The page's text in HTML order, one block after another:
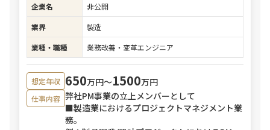
企業名
非公開
業界
製造
業種・職種
業務改善・変革エンジニア
想定年収 650万円〜1500万円
仕事内容 弊社PM事業の立上メンバーとして
■製造業におけるプロジェクトマネジメント業
務。